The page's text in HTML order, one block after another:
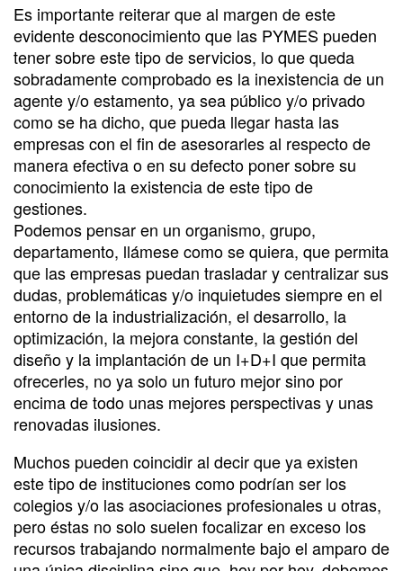
Es importante reiterar que al margen de este
evidente desconocimiento que las PYMES pueden
tener sobre este tipo de servicios, lo que queda
sobradamente comprobado es la inexistencia de un
agente y/o estamento, ya sea público y/o privado
como se ha dicho, que pueda llegar hasta las
empresas con el fin de asesorarles al respecto de
manera efectiva o en su defecto poner sobre su
conocimiento la existencia de este tipo de
gestiones.
Podemos pensar en un organismo, grupo,
departamento, llámese como se quiera, que permita
que las empresas puedan trasladar y centralizar sus
dudas, problemáticas y/o inquietudes siempre en el
entorno de la industrialización, el desarrollo, la
optimización, la mejora constante, la gestión del
diseño y la implantación de un I+D+I que permita
ofrecerles, no ya solo un futuro mejor sino por
encima de todo unas mejores perspectivas y unas
renovadas ilusiones.
Muchos pueden coincidir al decir que ya existen
este tipo de instituciones como podrían ser los
colegios y/o las asociaciones profesionales u otras,
pero éstas no solo suelen focalizar en exceso los
recursos trabajando normalmente bajo el amparo de